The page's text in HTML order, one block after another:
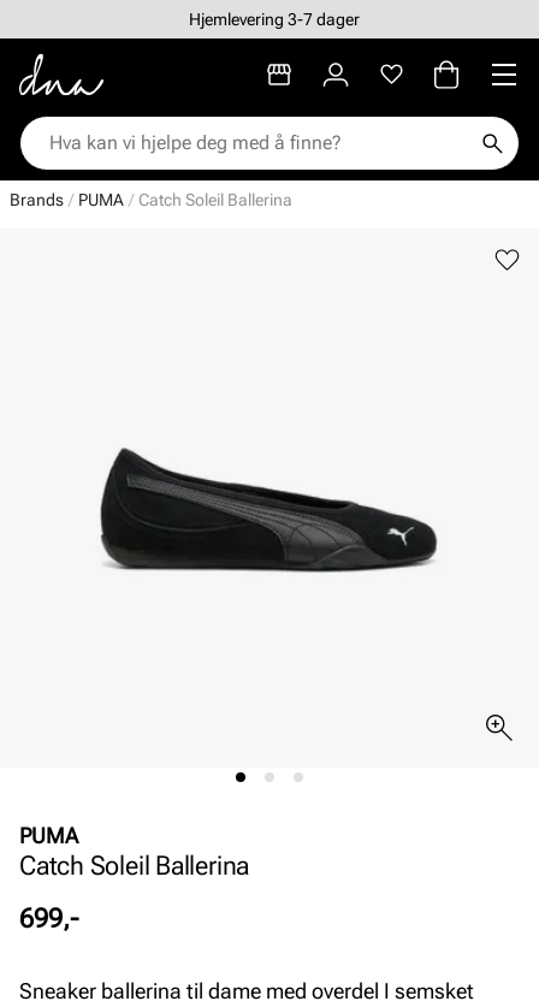
Hjemlevering 3-7 dager
Brands PUMA Catch Soleil Ballerina
PUMA
Catch Soleil Ballerina
Pris
699,-
Sneaker ballerina til dame med overdel I semsket